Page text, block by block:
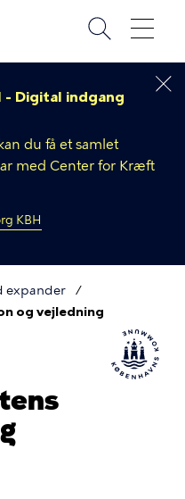
- Digital indgang
du få et samlet
med Center for Kræft
KBH
expander
og vejledning